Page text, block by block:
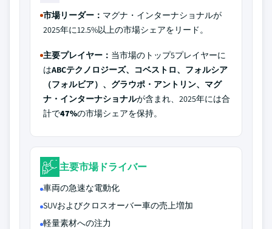
市場リーダー： マグナ・インターナショナルが
2025年に12.5%以上の市場シェアをリード。
主要プレイヤー： 当市場のトップ5プレイヤーに
はABCテクノロジーズ、コベストロ、フォルシア
（フォルビア）、グラウポ・アントリン、マグ
ナ・インターナショナルが含まれ、2025年には合
計で47%の市場シェアを保持。
主要市場ドライバー
車両の急速な電動化
SUVおよびクロスオーバー車の売上増加
軽量素材への注力